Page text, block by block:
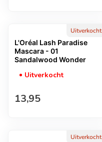
Uitverkocht
L'Oréal Lash Paradise
Mascara - 01
Sandalwood Wonder
Uitverkocht
Normale prijs
13,95
Uitverkocht